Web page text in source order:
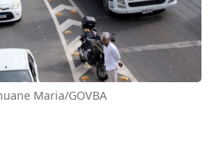
Maria/GOVBA